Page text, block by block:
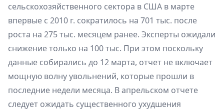
сельскохозяйственного сектора в США в марте
впервые с 2010 г. сократилось на 701 тыс. после
роста на 275 тыс. месяцем ранее. Эксперты ожидали
снижение только на 100 тыс. При этом поскольку
данные собирались до 12 марта, отчет не включает
мощную волну увольнений, которые прошли в
последние недели месяца. В апрельском отчете
следует ожидать существенного ухудшения